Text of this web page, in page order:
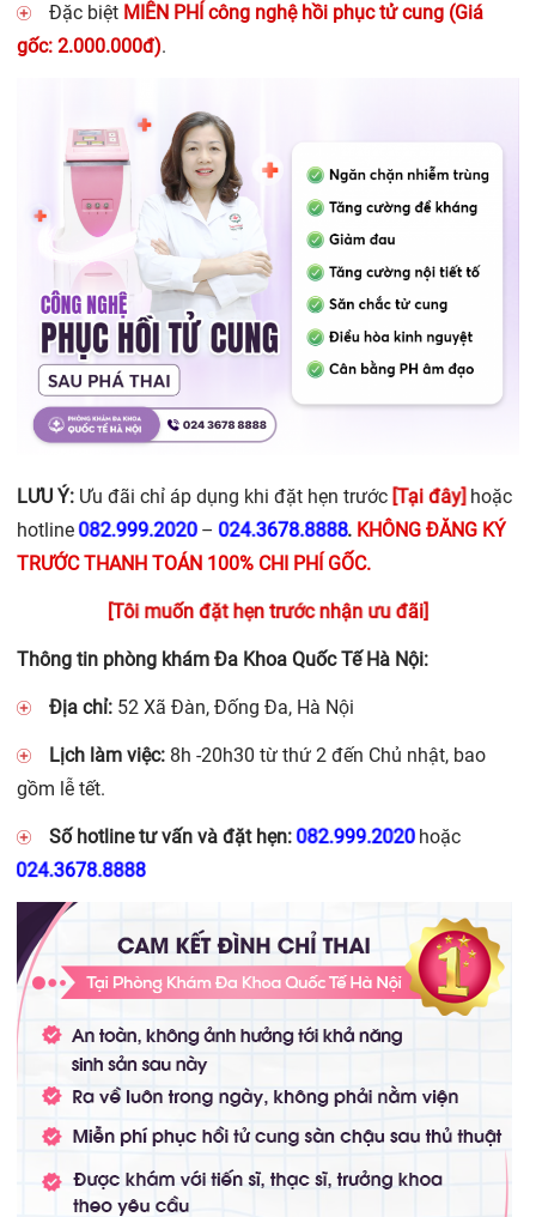
Đặc biệt MIỄN PHÍ công nghệ hồi phục tử cung (Giá
gốc: 2.000.000đ).
LƯU Ý: Ưu đãi chỉ áp dụng khi đặt hẹn trước [Tại đây] hoặc
hotline082.999.2020 – 024.3678.8888. KHÔNG ĐĂNG KÝ
TRƯỚC THANH TOÁN 100% CHI PHÍ GỐC.
[Tôi muốn đặt hẹn trước nhận ưu đãi]
Thông tin phòng khám Đa Khoa Quốc Tế Hà Nội:
Địa chỉ: 52 Xã Đàn, Đống Đa, Hà Nội
Lịch làm việc: 8h -20h30 từ thứ 2 đến Chủ nhật, bao
gồm lễ tết.
Số hotline tư vấn và đặt hẹn:082.999.2020hoặc
024.3678.8888